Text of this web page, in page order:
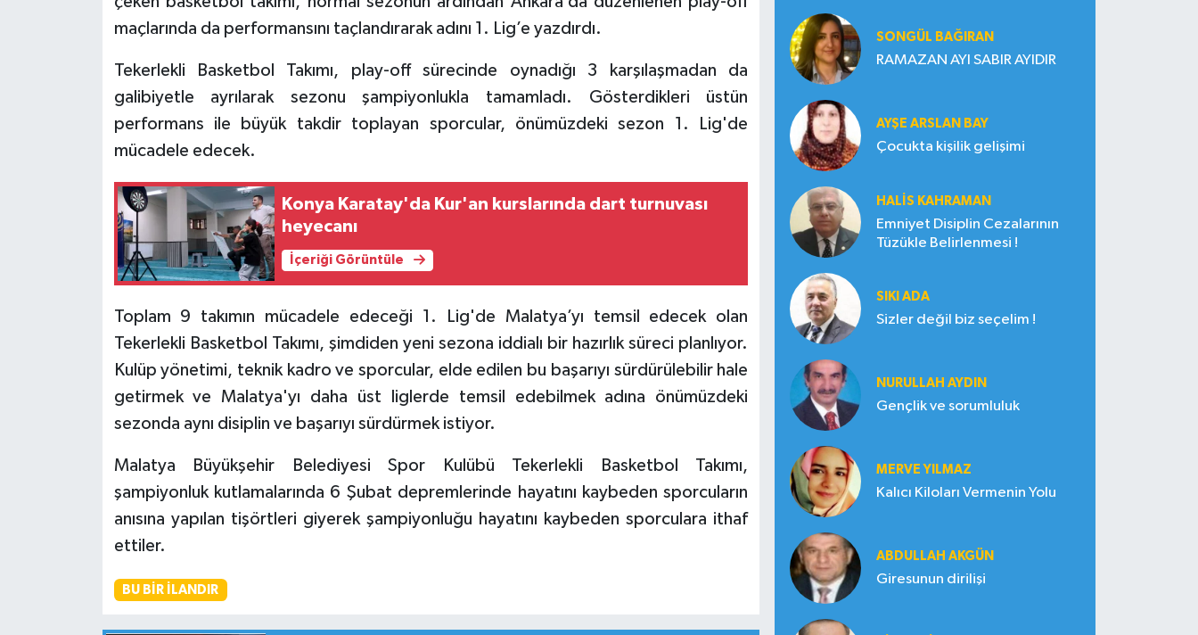
maçlarında da performansını taçlandırarak adını 1. Lig’e yazdırdı.
Tekerlekli Basketbol Takımı, play-off sürecinde oynadığı 3 karşılaşmadan da
galibiyetle ayrılarak sezonu şampiyonlukla tamamladı. Gösterdikleri üstün
performans ile büyük takdir toplayan sporcular, önümüzdeki sezon 1. Lig'de
mücadele edecek.
Konya Karatay'da Kur'an kurslarında dart turnuvası
heyecanı
İçeriği Görüntüle
Toplam 9 takımın mücadele edeceği 1. Lig'de Malatya’yı temsil edecek olan
Tekerlekli Basketbol Takımı, şimdiden yeni sezona iddialı bir hazırlık süreci planlıyor.
Kulüp yönetimi, teknik kadro ve sporcular, elde edilen bu başarıyı sürdürülebilir hale
getirmek ve Malatya'yı daha üst liglerde temsil edebilmek adına önümüzdeki
sezonda aynı disiplin ve başarıyı sürdürmek istiyor.
Malatya Büyükşehir Belediyesi Spor Kulübü Tekerlekli Basketbol Takımı,
şampiyonluk kutlamalarında 6 Şubat depremlerinde hayatını kaybeden sporcuların
anısına yapılan tişörtleri giyerek şampiyonluğu hayatını kaybeden sporculara ithaf
ettiler.
BU BIR İLANDIR
SONGÜL BAĞIRAN
RAMAZAN AYI SABIR AYIDIR
AYŞE ARSLAN BAY
Çocukta kişilik gelişimi
HALIS KAHRAMAN
Emniyet Disiplin Cezalarının
Tüzükle Belirlenmesi !
SIKI ADA
Sizler değil biz seçelim !
NURULLAH AYDIN
Gençlik ve sorumluluk
MERVE YILMAZ
Kalıcı Kiloları Vermenin Yolu
ABDULLAH AKGÜN
Giresunun dirilişi